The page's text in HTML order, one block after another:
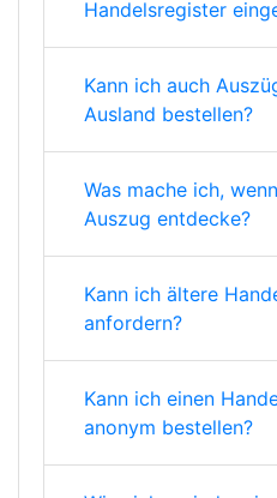
Handelsregister
Kann ich auch
Ausland bestellen?
Was mache ich,
Auszug entdecke?
Kann ich ältere
anfordern?
Kann ich einen
anonym bestellen?